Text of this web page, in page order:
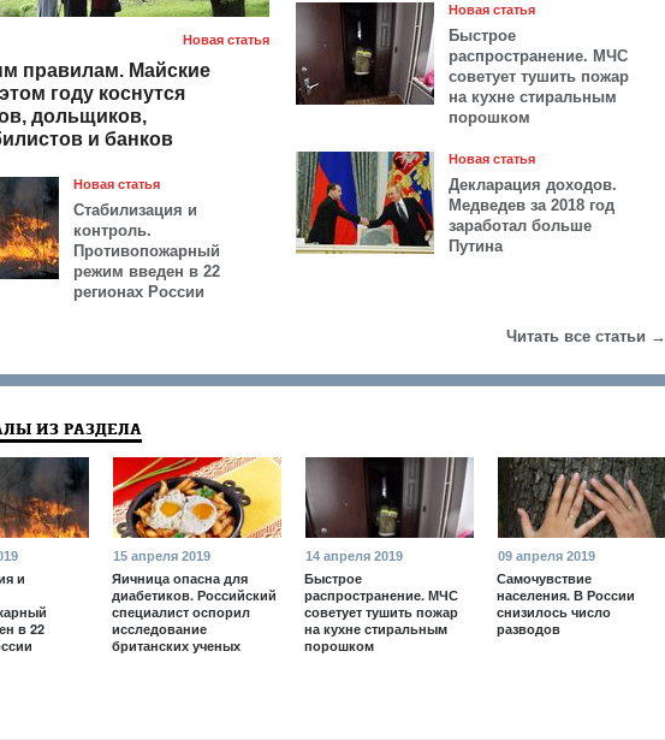
Новая статья
правилам. Майские
году коснутся
дольщиков,
и банков
Новая статья
Стабилизация и
контроль.
Противопожарный
режим введен в 22
регионах России
Новая статья
Быстрое
распространение. МЧС
советует тушить пожар
на кухне стиральным
порошком
Новая статья
Декларация доходов.
Медведев за 2018 год
заработал больше
Путина
Читать все статьи →
ИЗ РАЗДЕЛА
и
в 22
15 апреля 2019
Яичница опасна для
диабетиков. Российский
специалист оспорил
исследование
британских ученых
14 апреля 2019
Быстрое
распространение. МЧС
советует тушить пожар
на кухне стиральным
порошком
09 апреля 2019
Самочувствие
населения. В России
снизилось число
разводов